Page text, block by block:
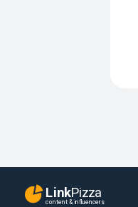
LinkPizza
content & influencers